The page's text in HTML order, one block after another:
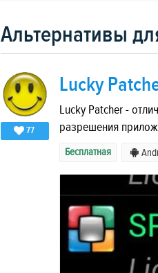
Альтернативы
77
Lucky
Lucky Patcher -
разрешения
Бесплатная